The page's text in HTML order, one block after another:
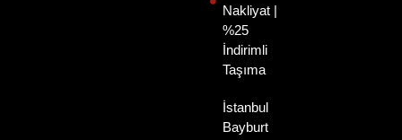
Nakliyat |
%25
İndirimli
Taşıma
İstanbul
Bayburt